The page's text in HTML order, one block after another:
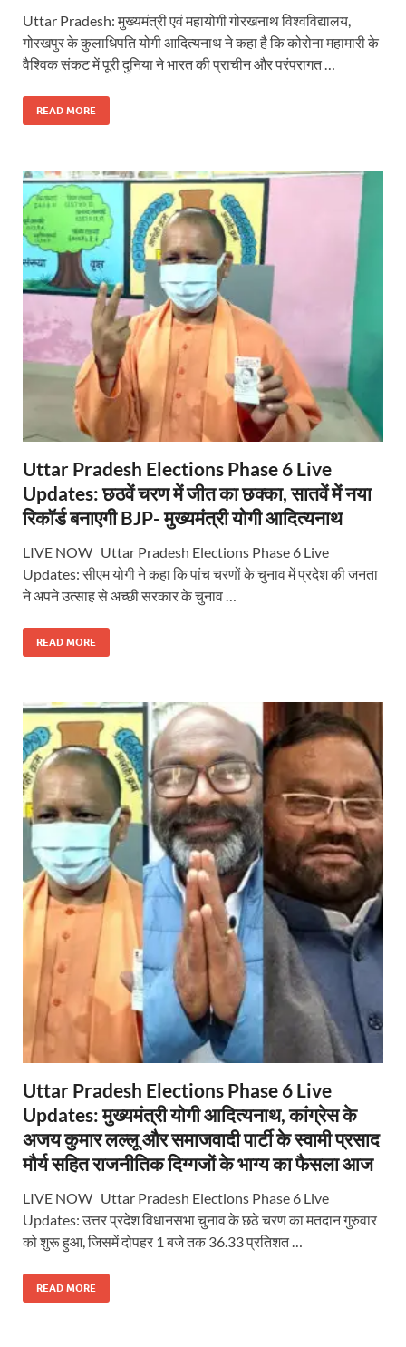
Uttar Pradesh: मुख्यमंत्री एवं महायोगी गोरखनाथ विश्वविद्यालय,
गोरखपुर के कुलाधिपति योगी आदित्यनाथ ने कहा है कि कोरोना महामारी के
वैश्विक संकट में पूरी दुनिया ने भारत की प्राचीन और परंपरागत …
READ MORE
Uttar Pradesh Elections Phase 6 Live
Updates: छठवें चरण में जीत का छक्का, सातवें में नया
रिकॉर्ड बनाएगी BJP- मुख्यमंत्री योगी आदित्यनाथ
LIVE NOW Uttar Pradesh Elections Phase 6 Live
Updates: सीएम योगी ने कहा कि पांच चरणों के चुनाव में प्रदेश की जनता
ने अपने उत्साह से अच्छी सरकार के चुनाव …
READ MORE
Uttar Pradesh Elections Phase 6 Live
Updates: मुख्यमंत्री योगी आदित्यनाथ, कांग्रेस के
अजय कुमार लल्लू और समाजवादी पार्टी के स्वामी प्रसाद
मौर्य सहित राजनीतिक दिग्गजों के भाग्य का फैसला आज
LIVE NOW Uttar Pradesh Elections Phase 6 Live
Updates: उत्तर प्रदेश विधानसभा चुनाव के छठे चरण का मतदान गुरुवार
को शुरू हुआ, जिसमें दोपहर 1 बजे तक 36.33 प्रतिशत …
READ MORE